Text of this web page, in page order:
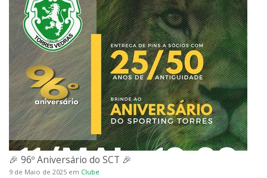
🎉 96º Aniversário do SCT 🎉
9 de Maio de 2025 em Clube